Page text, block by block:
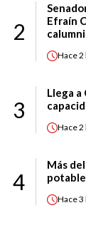
2
Efraín
Hace2
3
Llega a
Hace2
4
Más
Hace3